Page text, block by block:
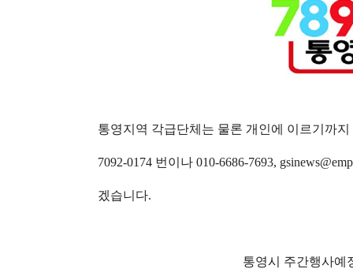
통영지역 각급단체는 물론 개인에 이르기까
7092-0174 번이나 010-6686-7693,
겠습니다.
통영시 주간행사예